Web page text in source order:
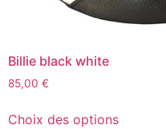
Billie black white
85,00 €
Choix des options